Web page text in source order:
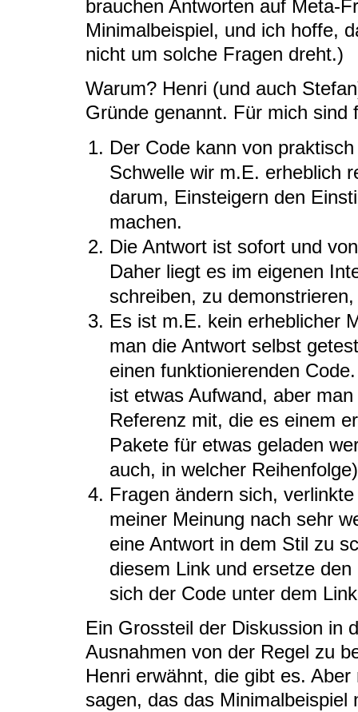
brauchen Antworten auf Meta-
Minimalbeispiel, und ich hoffe,
nicht um solche Fragen dreht.)
Warum? Henri (und auch
Gründe genannt. Für mich sind
Der Code kann von
Schwelle wir m.E. erheblich
darum, Einsteigern den
machen.
Die Antwort ist sofort und
Daher liegt es im eigenen
schreiben, zu
Es ist m.E. kein erheblicher
man die Antwort selbst
einen funktionierenden
ist etwas Aufwand, aber
Referenz mit, die es einem
Pakete für etwas geladen
auch, in welcher
Fragen ändern sich,
meiner Meinung nach sehr
eine Antwort in dem Stil zu
diesem Link und ersetze
sich der Code unter dem
Ein Grossteil der Diskussion in
Ausnahmen von der Regel zu
Henri erwähnt, die gibt es.
sagen, das das